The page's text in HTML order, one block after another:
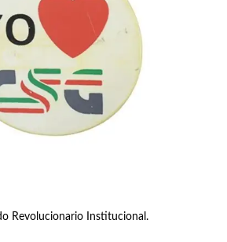
Revolucionario Institucional.